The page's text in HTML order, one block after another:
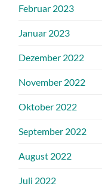
Februar 2023
Januar 2023
Dezember 2022
November 2022
Oktober 2022
September 2022
August 2022
Juli 2022